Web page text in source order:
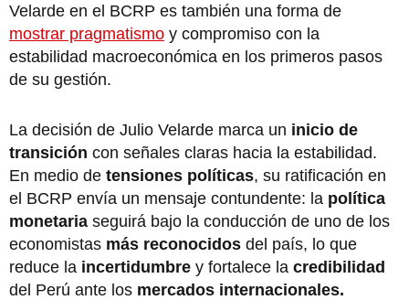
Velarde en el BCRP es también una forma de
mostrar pragmatismo y compromiso con la
estabilidad macroeconómica en los primeros pasos
de su gestión.
La decisión de Julio Velarde marca un inicio de
transición con señales claras hacia la estabilidad.
En medio de tensiones políticas, su ratificación en
el BCRP envía un mensaje contundente: la política
monetaria seguirá bajo la conducción de uno de los
economistas más reconocidos del país, lo que
reduce la incertidumbre y fortalece la credibilidad
del Perú ante los mercados internacionales.